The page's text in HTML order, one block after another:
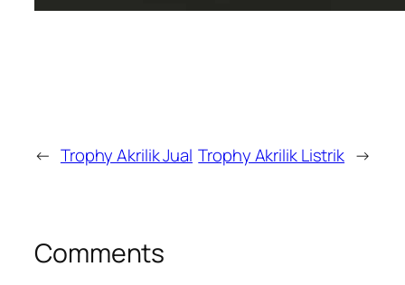
← Trophy Akrilik Jual Trophy Akrilik Listrik →
Comments